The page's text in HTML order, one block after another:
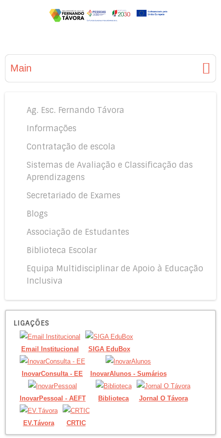
Main
Ag. Esc. Fernando Távora
Informações
Contratação de escola
Sistemas de Avaliação e Classificação das
Aprendizagens
Secretariado de Exames
Blogs
Associação de Estudantes
Biblioteca Escolar
Equipa Multidisciplinar de Apoio à Educação
Inclusiva
LIGAÇÕES
Email Institucional SIGA EduBox
InovarConsulta - EE InovarAlunos - Sumários
InovarPessoal - AEFT Biblioteca Jornal O Távora
EV.Távora CRTIC